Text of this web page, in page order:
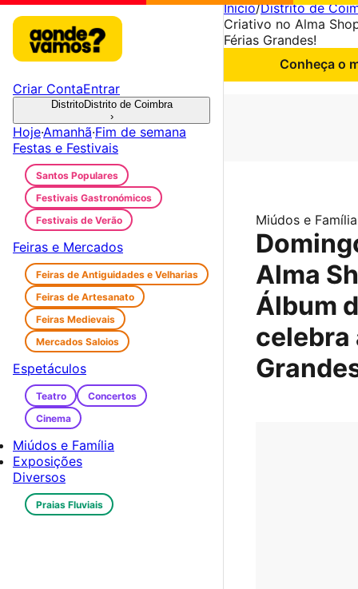
Início/Distrito de
Criativo no Alma
Férias Grandes!
Conheça o
Miúdos e Família
Alma
Álbum
celebra
Criar ContaEntrar
DistritoDistrito de Coimbra
›
Hoje·Amanhã·Fim de semana
Festas e Festivais
Santos Populares
Festivais Gastronómicos
Festivais de Verão
Feiras e Mercados
Feiras de Antiguidades e Velharias
Feiras de Artesanato
Feiras Medievais
Mercados Saloios
Espetáculos
Teatro
Concertos
Cinema
Miúdos e Família
Exposições
Diversos
Praias Fluviais